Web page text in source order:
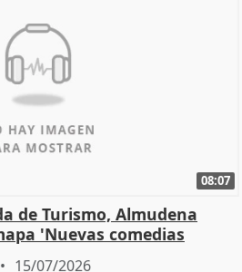
08:07
de Turismo, Almudena
'Nuevas comedias
15/07/2026